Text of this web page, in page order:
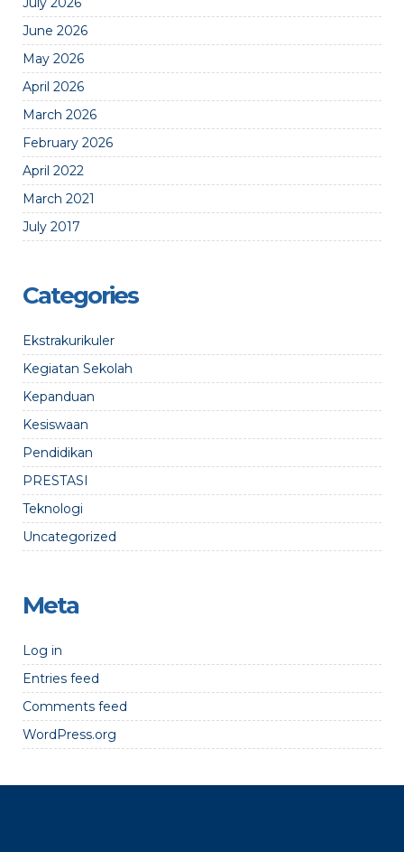
June 2026
May 2026
April 2026
March 2026
February 2026
April 2022
March 2021
July 2017
Categories
Ekstrakurikuler
Kegiatan Sekolah
Kepanduan
Kesiswaan
Pendidikan
PRESTASI
Teknologi
Uncategorized
Meta
Log in
Entries feed
Comments feed
WordPress.org